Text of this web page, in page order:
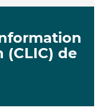
(CLIC) de